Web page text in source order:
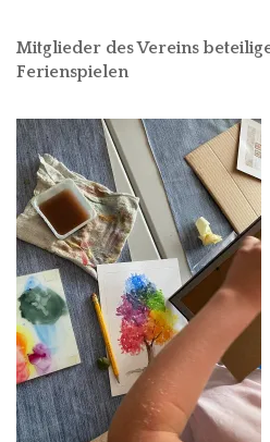
Mitglieder des Vereins
Ferienspielen